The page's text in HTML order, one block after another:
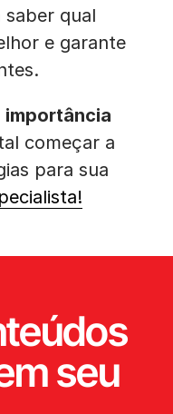
qual
e garante
importância
começar a
para sua
seu